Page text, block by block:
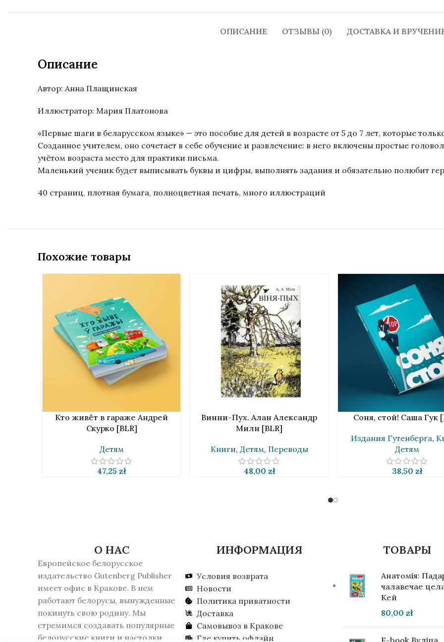
ОПИСАНИЕ ОТЗЫВЫ (0) ДОСТАВКА И
Описание
Автор: Анна Плащинская
Иллюстратор: Мария Платонова
«Первые шаги в беларусском языке» — это пособие для детей в возрасте от 5 до 7 лет, которые
Созданное учителем, оно сочетает в себе обучение и развлечение: в него включены простые
учётом возраста место для практики письма.
Маленький ученик будет выписывать буквы и цифры, выполнять задания и обязательно полюбит
40 страниц, плотная бумага, полноцветная печать, много иллюстраций
Похожие товары
В КОРЗИНУ
Кто живёт в гараже Андрей
Скурко [BLR]
Детям
47,25 zł
В КОРЗИНУ
Винни-Пух. Алан Александр
Милн [BLR]
Книги, Детям, Переводы
48,00 zł
В КОРЗИНУ
Соня, стой! Саша Гук
Издания Гутенберга,
Детям
38,50 zł
О НАС
Европейское белорусское
издательство Gutenberg Publisher
имеет офис в Кракове. В нем
работают белорусы, вынужденные
покинуть свою родину. Мы
стремимся создавать популярные
белорусские книги и настолки.
ИНФОРМАЦИЯ
Условия возврата
Новости
Политика приватности
Доставка
Самовывоз в Кракове
Где купить офлайн
ТОВАРЫ
Анатомія:
чалавечае
Кей
80,00 zł
E-book Вуліца